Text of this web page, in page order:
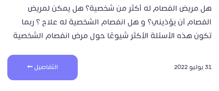
هل مريض الفصام له أكثر من شخصية؟ هل يمكن لمريض
الفصام أن يؤذيني؟ و هل انفصام الشخصية له علاج ؟ ربما
تكون هذه الأسئلة الأكثر شيوعًا حول مرض انفصام الشخصية
31 يوليو 2022 التفاصيل